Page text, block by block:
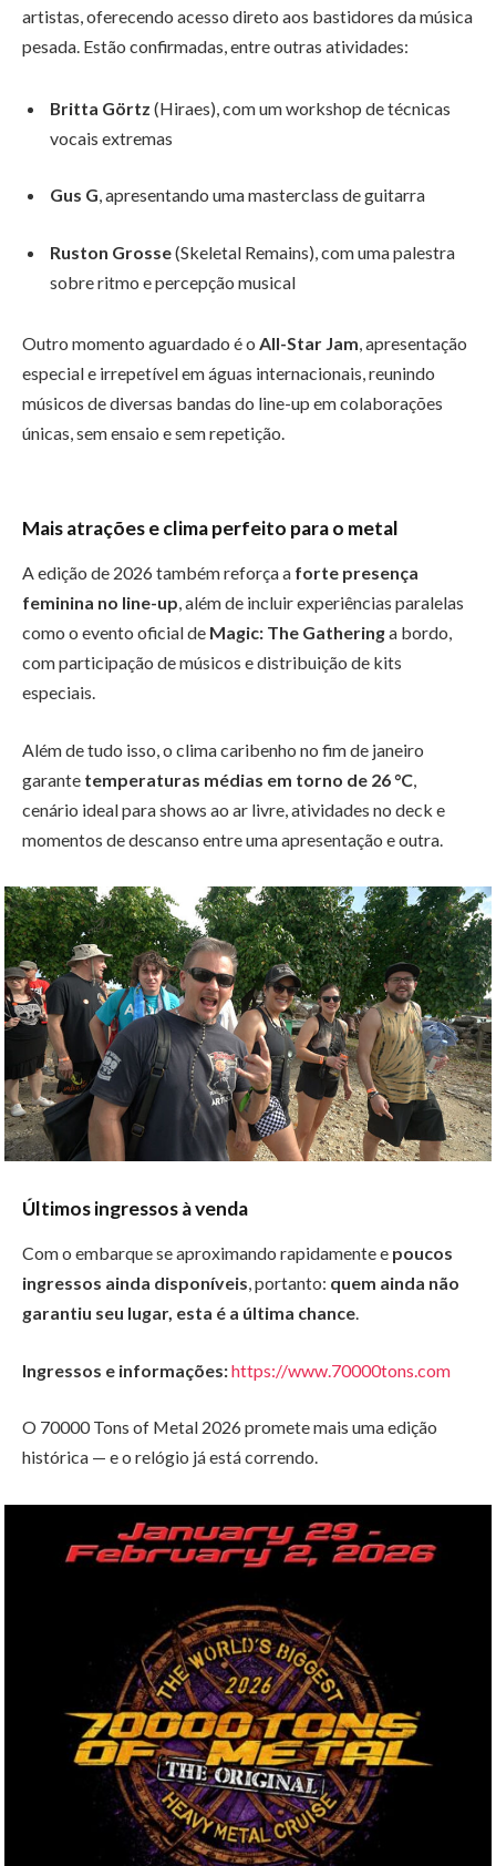
artistas, oferecendo acesso direto aos bastidores da música
pesada. Estão confirmadas, entre outras atividades:
Britta Görtz (Hiraes), com um workshop de técnicas
vocais extremas
Gus G, apresentando uma masterclass de guitarra
Ruston Grosse(Skeletal Remains), com uma palestra
sobre ritmo e percepção musical
Outro momento aguardado é o All-Star Jam, apresentação
especial e irrepetível em águas internacionais, reunindo
músicos de diversas bandas do line-up em colaborações
únicas, sem ensaio e sem repetição.
Mais atrações e clima perfeito para o metal
A edição de 2026 também reforça a forte presença
feminina no line-up, além de incluir experiências paralelas
como o evento oficial de Magic: The Gatheringa bordo,
com participação de músicos e distribuição de kits
especiais.
Além de tudo isso, o clima caribenho no fim de janeiro
garante temperaturas médias em torno de 26 °C
cenário ideal para shows ao ar livre, atividades no deck e
momentos de descanso entre uma apresentação e outra.
Últimos ingressos à venda
Com o embarque se aproximando rapidamente e poucos
ingressos ainda disponíveis, portanto: quem ainda não
garantiu seu lugar, esta é a última chance.
Ingressos e informações:https://www.70000tons.com
O 70000 Tons of Metal 2026 promete mais uma edição
histórica — e o relógio já está correndo.